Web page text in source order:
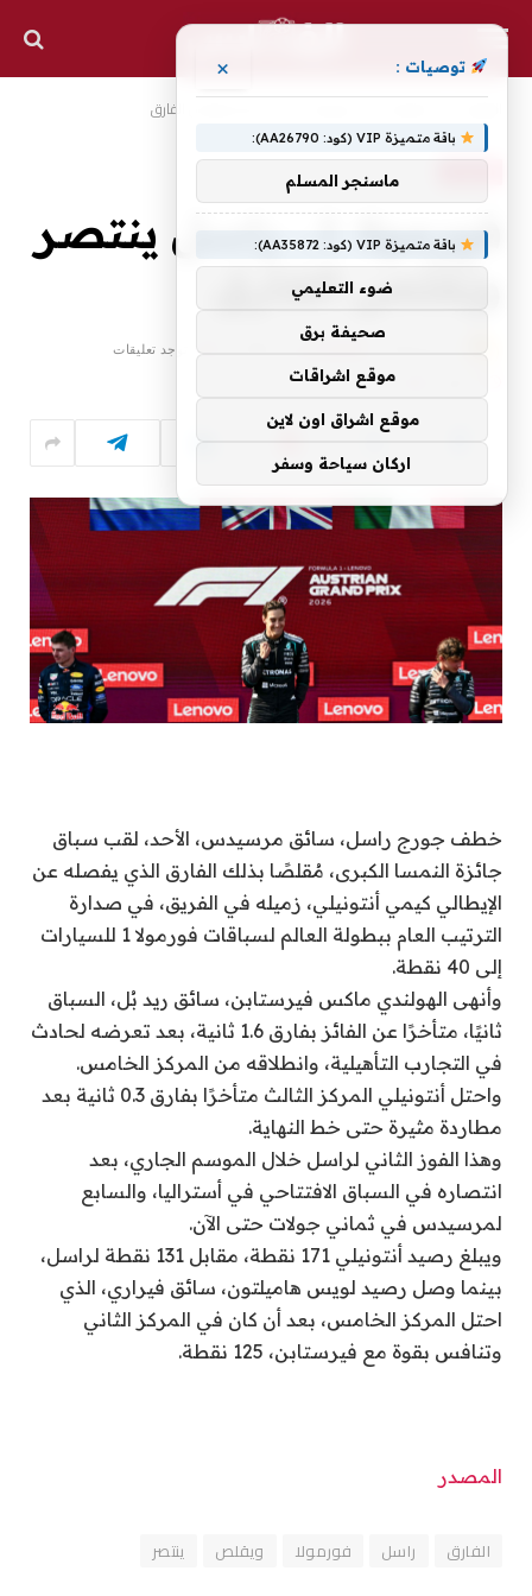
فورمولا 1.. راسل ينتصر
ويُقلص الفارق
لا توجد تعليقات
زيارة
خطف جورج راسل، سائق مرسيدس، الأحد، لقب سباق ​
جائزة النمسا الكبرى، مُقلصًا بذلك الفارق الذي يفصله عن
الإيطالي كيمي أنتونيلي، زميله في الفريق، في ‌صدارة
الترتيب ‌العام ببطولة العالم ​لسباقات ‌فورمولا ⁠1 ​للسيارات
إلى ⁠40 نقطة.
وأنهى الهولندي ماكس فيرستابن، سائق ريد بُل، السباق
ثانيًا، متأخرًا عن الفائز بفارق 1.6 ثانية، بعد تعرضه لحادث
في التجارب التأهيلية، وانطلاقه من المركز ‌الخامس.
واحتل أنتونيلي المركز ​الثالث متأخرًا ‌بفارق 0.3 ثانية ‌بعد
مطاردة مثيرة حتى خط النهاية.
وهذا الفوز الثاني لراسل خلال الموسم الجاري، بعد
انتصاره في السباق الافتتاحي في أستراليا، والسابع
لمرسيدس في ⁠ثماني ⁠جولات حتى الآن.
ويبلغ رصيد أنتونيلي 171 نقطة، مقابل 131 نقطة لراسل،
بينما وصل رصيد لويس هاميلتون، سائق فيراري، الذي
احتل المركز الخامس، بعد أن كان في المركز ​الثاني
وتنافس ​بقوة مع فيرستابن، 125 نقطة.
المصدر
الفارق راسل فورمولا ويقلص ينتصر
توصيات : ×
باقة متميزة VIP (كود: AA26790):
ماسنجر المسلم
باقة متميزة VIP (كود: AA35872):
ضوء التعليمي
صحيفة برق
موقع اشراقات
موقع اشراق اون لاين
اركان سياحة وسفر